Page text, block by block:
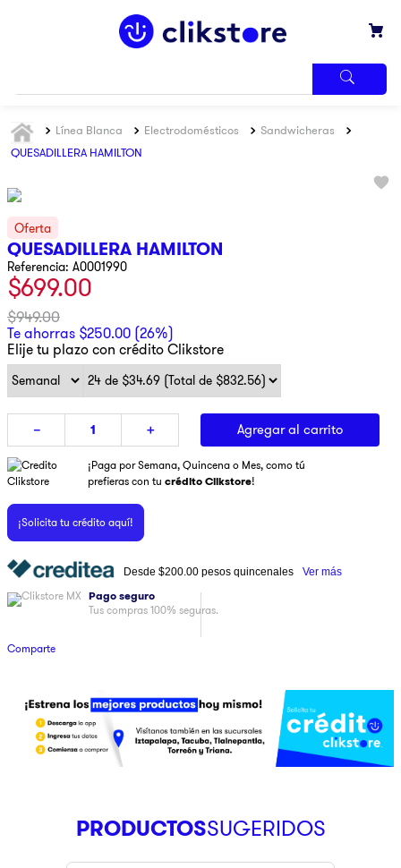
Línea Blanca Electrodomésticos
Sandwicheras
QUESADILLERA HAMILTON
QUESADILLERA HAMILTON
Referencia: A0001990
$699.00
$949.00
Te ahorras $250.00 (26%)
Elije tu plazo con crédito Clikstore
＋
－ Agregar al carrito
¡Paga por Semana, Quincena o Mes, como tú
prefieras con tu crédito Clikstore!
¡Solicita tu crédito aquí!
Desde $200.00 pesos quincenales Ver más
Pago seguro
Tus compras 100% seguras.
Comparte
PRODUCTOS
MÁS
BUSCADOS
3.
4.
pantalla
5.
motos
6.
xbox
7.
ninja
pulsar